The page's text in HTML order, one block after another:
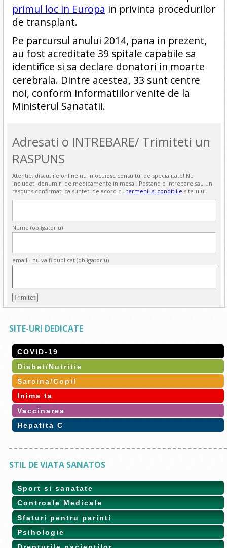
primul loc in Europa in privinta procedurilor
de transplant.
Pe parcursul anului 2014, pana in prezent,
au fost acreditate 39 spitale capabile sa
identifice si sa declare donatori in moarte
cerebrala. Dintre acestea, 33 sunt centre
noi, conform informatiilor venite de la
Ministerul Sanatatii.
Adresati o INTREBARE/ Trimiteti un
RASPUNS
Atentie, discutiile online nu inlocuiesc consultul de specialitate! Nu
includeti denumiri de medicamente in mesaj. Postand o intrebare sau un
raspuns confirmati ca sunteti de acord cu termenii si conditiile site-ului.
Nume (obligatoriu)
email - nu va fi publicat (obligatoriu)
SITE-URI DEDICATE
COVID-19
Diabet/Nutritie
Sarcina/Copil
Inima ta
Vaccinarea
Hepatita C
STIL DE VIATA SANATOS
Sport si sanatate
Controale Medicale
Sfaturi pentru parinti
Psihologie